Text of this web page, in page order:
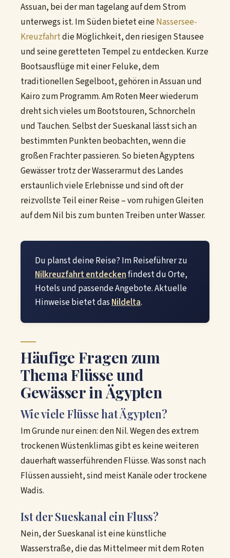
Assuan, bei der man tagelang auf dem Strom
unterwegs ist. Im Süden bietet eineNassersee-
Kreuzfahrtdie Möglichkeit, den riesigen Stausee
und seine geretteten Tempel zu entdecken. Kurze
Bootsausflüge mit einer Feluke, dem
traditionellen Segelboot, gehören in Assuan und
Kairo zum Programm. Am Roten Meer wiederum
dreht sich vieles um Bootstouren, Schnorcheln
und Tauchen. Selbst der Sueskanal lässt sich an
bestimmten Punkten beobachten, wenn die
großen Frachter passieren. So bieten Ägyptens
Gewässer trotz der Wasserarmut des Landes
erstaunlich viele Erlebnisse und sind oft der
reizvollste Teil einer Reise – vom ruhigen Gleiten
auf dem Nil bis zum bunten Treiben unter Wasser.
Du planst deine Reise? Im Reiseführer zu
Nilkreuzfahrt entdeckenfindest du Orte,
Hotels und passende Angebote. Aktuelle
Hinweise bietet das Nildelta.
Häufige Fragen zum
Thema Flüsse und
Gewässer in Ägypten
Wie viele Flüsse hat Ägypten?
Im Grunde nur einen: den Nil. Wegen des extrem
trockenen Wüstenklimas gibt es keine weiteren
dauerhaft wasserführenden Flüsse. Was sonst nach
Flüssen aussieht, sind meist Kanäle oder trockene
Wadis.
Ist der Sueskanal ein Fluss?
Nein, der Sueskanal ist eine künstliche
Wasserstraße, die das Mittelmeer mit dem Roten